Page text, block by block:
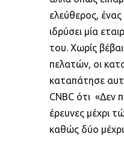
ελεύθερος,
ιδρύσει μία
του. Χωρίς
πελατών, οι
καταπάτησε
CNBC ότι «Δεν
έρευνες μέχρι
καθώς δύο